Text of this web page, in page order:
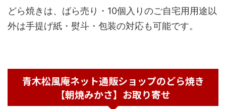
どら焼きは、ばら売り・10個入りのご自宅用用途以
外は手提げ紙・熨斗・包装の対応も可能です。
青木松風庵ネット通販ショップのどら焼き
【朝焼みかさ】お取り寄せ